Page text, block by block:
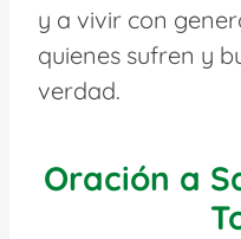
y a vivir con
quienes sufren y
verdad.
Oración a